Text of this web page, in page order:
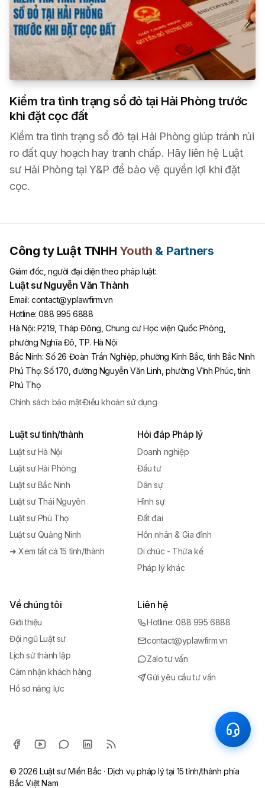
Kiểm tra tình trạng sổ đỏ tại Hải Phòng trước
khi đặt cọc đất
Kiểm tra tình trạng sổ đỏ tại Hải Phòng giúp tránh rủi
ro đất quy hoạch hay tranh chấp. Hãy liên hệ Luật
sư Hải Phòng tại Y&P để bảo vệ quyền lợi khi đặt
cọc.
Công ty Luật TNHH Youth & Partners
Giám đốc, người đại diện theo pháp luật:
Luật sư Nguyễn Văn Thành
Email: contact@yplawfirm.vn
Hotline: 088 995 6888
Hà Nội: P219, Tháp Đông, Chung cư Học viện Quốc Phòng,
phường Nghĩa Đô, TP. Hà Nội
Bắc Ninh:Số 26 Đoàn Trần Nghiệp, phường Kinh Bắc, tỉnh Bắc Ninh
Phú Thọ:Số 170, đường Nguyễn Văn Linh, phường Vĩnh Phúc, tỉnh
Phú Thọ
Chính sách bảo mật·Điều khoản sử dụng
Luật sư tỉnh/thành
Luật sư Hà Nội
Luật sư Hải Phòng
Luật sư Bắc Ninh
Luật sư Thái Nguyên
Luật sư Phú Thọ
Luật sư Quảng Ninh
➜ Xem tất cả 15 tỉnh/thành
Hỏi đáp Pháp lý
Doanh nghiệp
Đầu tư
Dân sự
Hình sự
Đất đai
Hôn nhân & Gia đình
Di chúc - Thừa kế
Pháp lý khác
Về chúng tôi
Giới thiệu
Đội ngũ Luật sư
Lịch sử thành lập
Cảm nhận khách hàng
Hồ sơ năng lực
Liên hệ
Hotline: 088 995 6888
contact@yplawfirm.vn
Zalo tư vấn
Gửi yêu cầu tư vấn
© 2026Luật sư Miền Bắc · Dịch vụ pháp lý tại 15 tỉnh/thành phía
Bắc Việt Nam